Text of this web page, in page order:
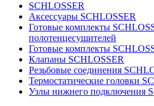
SCHLOSSER
Аксессуары SCHLOSSER
Готовые комплекты
полотенцесушителей
Готовые комплекты
Клапаны SCHLOSSER
Резьбовые соединения
Термостатические головки
Узлы нижнего подключения